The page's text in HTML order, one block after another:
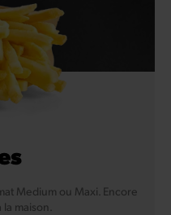
Medium ou Maxi. Encore
maison.